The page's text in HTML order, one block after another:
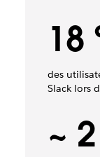
18
des
Slack lors
~